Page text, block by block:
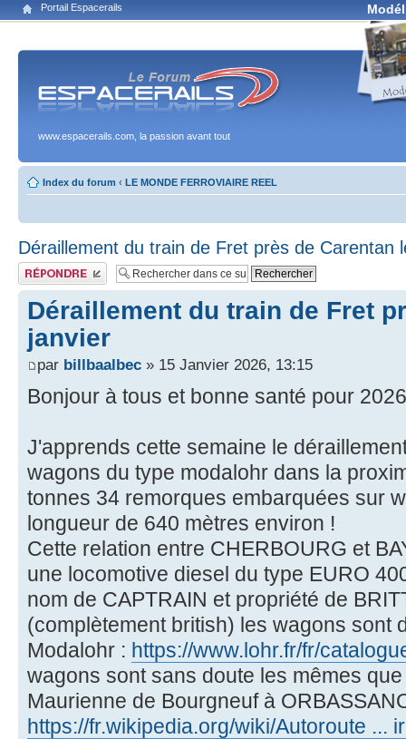
Portail Espacerails
www.espacerails.com, la passion avant tout
Index du forum ‹ LE MONDE FERROVIAIRE REEL
Déraillement du train de Fret près de Carentan
Publier une réponse
Déraillement du train de Fret
janvier
par billbaalbec » 15 Janvier 2026, 13:15
Bonjour à tous et bonne santé pour
J'apprends cette semaine le
wagons du type modalohr dans la
tonnes 34 remorques embarquées sur
longueur de 640 mètres environ !
Cette relation entre CHERBOURG et
une locomotive diesel du type EURO
nom de CAPTRAIN et propriété de
(complètement british) les wagons sont
Modalohr : https://www.lohr.fr/fr/
wagons sont sans doute les mêmes
Maurienne de Bourgneuf à
https://fr.wikipedia.org/wiki/Autoroute ...